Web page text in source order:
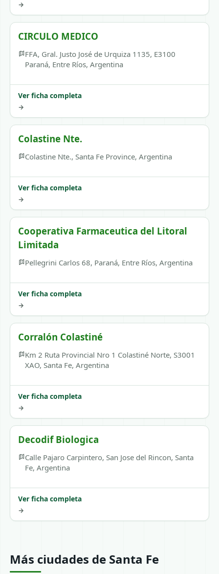
→
CIRCULO MEDICO
FFA, Gral. Justo José de Urquiza 1135, E3100
Paraná, Entre Ríos, Argentina
Ver ficha completa
→
Colastine Nte.
Colastine Nte., Santa Fe Province, Argentina
Ver ficha completa
→
Cooperativa Farmaceutica del Litoral
Limitada
Pellegrini Carlos 68, Paraná, Entre Ríos, Argentina
Ver ficha completa
→
Corralón Colastiné
Km 2 Ruta Provincial Nro 1 Colastiné Norte, S3001
XAO, Santa Fe, Argentina
Ver ficha completa
→
Decodif Biologica
Calle Pajaro Carpintero, San Jose del Rincon, Santa
Fe, Argentina
Ver ficha completa
→
Más ciudades de Santa Fe